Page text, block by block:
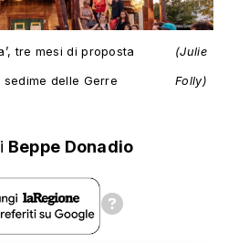
tre mesi di proposta
delle Gerre
(Julie
Folly)
Beppe Donadio